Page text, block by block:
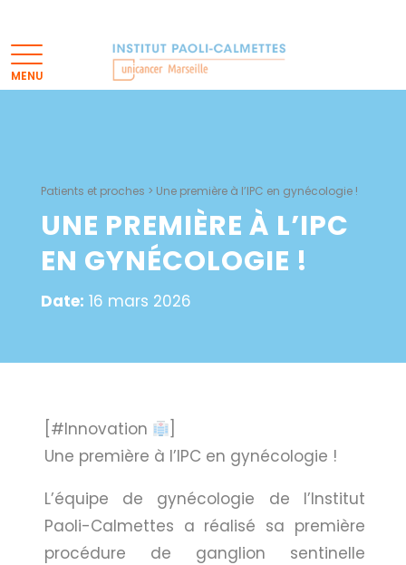
Patients et proches > Une première à l’IPC en gynécologie !
UNE PREMIÈRE À L’IPC
EN GYNÉCOLOGIE !
Date: 16 mars 2026
[#Innovation
Une première à l’IPC en gynécologie !
L’équipe de gynécologie de l’Institut
Paoli-Calmettes a réalisé sa première
procédure de ganglion sentinelle